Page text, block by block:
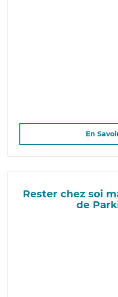
En
Rester chez soi
de